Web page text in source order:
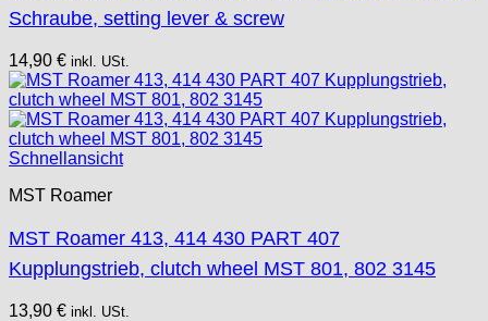
Schraube, setting lever & screw
14,90 € inkl. USt.
Schnellansicht
MST Roamer
MST Roamer 413, 414 430 PART 407
Kupplungstrieb, clutch wheel MST 801, 802 3145
13,90 € inkl. USt.